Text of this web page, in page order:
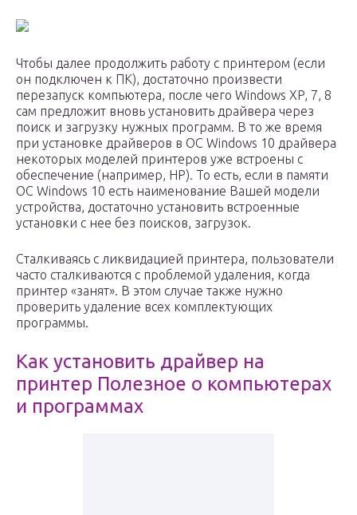
Чтобы далее продолжить работу с принтером (если
он подключен к ПК), достаточно произвести
перезапуск компьютера, после чего Windows XP, 7, 8
сам предложит вновь установить драйвера через
поиск и загрузку нужных программ. В то же время
при установке драйверов в ОС Windows 10 драйвера
некоторых моделей принтеров уже встроены с
обеспечение (например, HP). То есть, если в памяти
ОС Windows 10 есть наименование Вашей модели
устройства, достаточно установить встроенные
установки с нее без поисков, загрузок.
Сталкиваясь с ликвидацией принтера, пользователи
часто сталкиваются с проблемой удаления, когда
принтер «занят». В этом случае также нужно
проверить удаление всех комплектующих
программы.
Как установить драйвер на
принтер Полезное о компьютерах
и программах